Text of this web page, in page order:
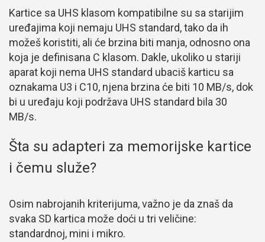
Kartice sa UHS klasom kompatibilne su sa starijim
uređajima koji nemaju UHS standard, tako da ih
možeš koristiti, ali će brzina biti manja, odnosno ona
koja je definisana C klasom. Dakle, ukoliko u stariji
aparat koji nema UHS standard ubaciš karticu sa
oznakama U3 i C10, njena brzina će biti 10 MB/s, dok
bi u uređaju koji podržava UHS standard bila 30
MB/s.
Šta su adapteri za memorijske kartice
i čemu služe?
Osim nabrojanih kriterijuma, važno je da znaš da
svaka SD kartica može doći u tri veličine:
standardnoj, mini i mikro.